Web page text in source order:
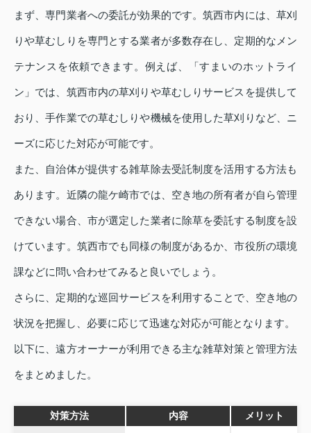
まず、専門業者への委託が効果的です。筑西市内には、草刈
りや草むしりを専門とする業者が多数存在し、定期的なメン
テナンスを依頼できます。例えば、「すまいのホットライ
ン」では、筑西市内の草刈りや草むしりサービスを提供して
おり、手作業での草むしりや機械を使用した草刈りなど、ニ
ーズに応じた対応が可能です。
また、自治体が提供する雑草除去受託制度を活用する方法も
あります。近隣の龍ケ崎市では、空き地の所有者が自ら管理
できない場合、市が選定した業者に除草を委託する制度を設
けています。筑西市でも同様の制度があるか、市役所の環境
課などに問い合わせてみると良いでしょう。
さらに、定期的な巡回サービスを利用することで、空き地の
状況を把握し、必要に応じて迅速な対応が可能となります。
以下に、遠方オーナーが利用できる主な雑草対策と管理方法
をまとめました。
対策方法 内容 メリット